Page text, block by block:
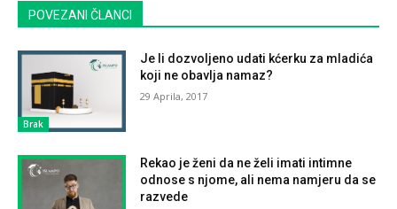
POVEZANI ČLANCI
Brak
Je li dozvoljeno udati kćerku za mladića
koji ne obavlja namaz?
29 Aprila, 2017
Rekao je ženi da ne želi imati intimne
odnose s njome, ali nema namjeru da se
razvede